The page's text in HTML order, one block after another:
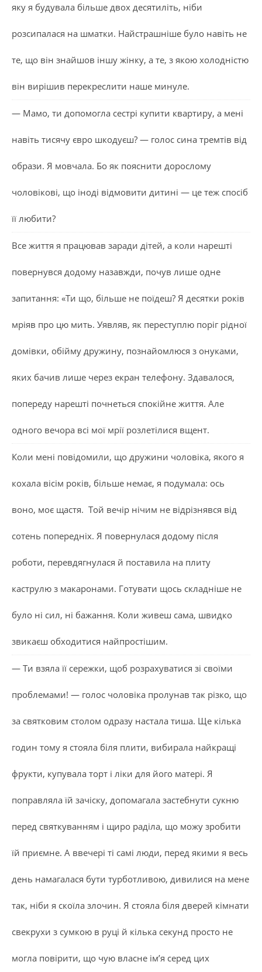
яку я будувала більше двох десятиліть, ніби
розсипалася на шматки. Найстрашніше було навіть не
те, що він знайшов іншу жінку, а те, з якою холодністю
він вирішив перекреслити наше минуле.
— Мамо, ти допомогла сестрі купити квартиру, а мені
навіть тисячу євро шкодуєш? — голос сина тремтів від
образи. Я мовчала. Бо як пояснити дорослому
чоловікові, що іноді відмовити дитині — це теж спосіб
її любити?
Все життя я працював заради дітей, а коли нарешті
повернувся додому назавжди, почув лише одне
запитання: «Ти що, більше не поїдеш? Я десятки років
мріяв про цю мить. Уявляв, як переступлю поріг рідної
домівки, обійму дружину, познайомлюся з онуками,
яких бачив лише через екран телефону. Здавалося,
попереду нарешті почнеться спокійне життя. Але
одного вечора всі мої мрії розлетілися вщент.
Коли мені повідомили, що дружини чоловіка, якого я
кохала вісім років, більше немає, я подумала: ось
воно, моє щастя. Той вечір нічим не відрізнявся від
сотень попередніх. Я повернулася додому після
роботи, перевдягнулася й поставила на плиту
каструлю з макаронами. Готувати щось складніше не
було ні сил, ні бажання. Коли живеш сама, швидко
звикаєш обходитися найпростішим.
— Ти взяла її сережки, щоб розрахуватися зі своїми
проблемами! — голос чоловіка пролунав так різко, що
за святковим столом одразу настала тиша. Ще кілька
годин тому я стояла біля плити, вибирала найкращі
фрукти, купувала торт і ліки для його матері. Я
поправляла їй зачіску, допомагала застебнути сукню
перед святкуванням і щиро раділа, що можу зробити
їй приємне. А ввечері ті самі люди, перед якими я весь
день намагалася бути турботливою, дивилися на мене
так, ніби я скоїла злочин. Я стояла біля дверей кімнати
свекрухи з сумкою в руці й кілька секунд просто не
могла повірити, що чую власне ім’я серед цих